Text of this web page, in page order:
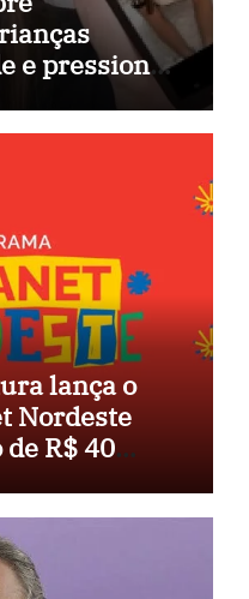
e pressiona
lança o
Nordeste
R$ 40